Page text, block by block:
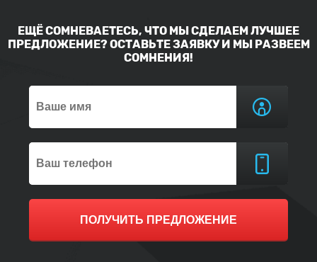
ЕЩЁ СОМНЕВАЕТЕСЬ, ЧТО МЫ СДЕЛАЕМ ЛУЧШЕЕ
ПРЕДЛОЖЕНИЕ? ОСТАВЬТЕ ЗАЯВКУ И МЫ РАЗВЕЕМ
СОМНЕНИЯ!
ПОЛУЧИТЬ ПРЕДЛОЖЕНИЕ